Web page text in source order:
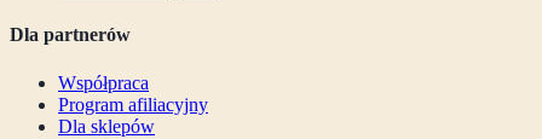
Dla partnerów
Współpraca
Program afiliacyjny
Dla sklepów